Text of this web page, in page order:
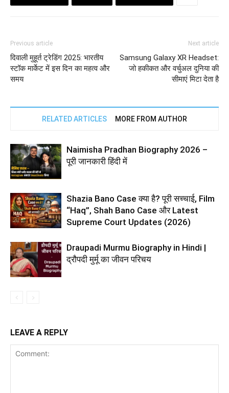
Previous article
दिवाली मुहूर्त ट्रेडिंग 2025: भारतीय
स्टॉक मार्केट में इस दिन का महत्व और
समय
Next article
Samsung Galaxy XR Headset:
जो हकीकत और वर्चुअल दुनिया की
सीमाएं मिटा देता है
RELATED ARTICLES MORE FROM AUTHOR
Naimisha Pradhan Biography 2026 –
पूरी जानकारी हिंदी में
Shazia Bano Case क्या है? पूरी सच्चाई, Film
“Haq”, Shah Bano Case और Latest
Supreme Court Updates (2026)
Draupadi Murmu Biography in Hindi |
द्रौपदी मुर्मू का जीवन परिचय
LEAVE A REPLY